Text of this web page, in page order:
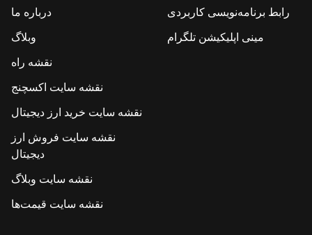
درباره ما
وبلاگ
نقشه راه
نقشه سایت اکسچنج
نقشه سایت خرید ارز دیجیتال
نقشه سایت فروش ارز
دیجیتال
نقشه سایت وبلاگ
نقشه سایت قیمت‌ها
رابط برنامه‌نویسی کاربردی
مینی اپلیکیشن تلگرام